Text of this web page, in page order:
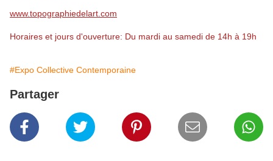
www.topographiedelart.com
Horaires et jours d'ouverture: Du mardi au samedi de 14h à 19h
#Expo Collective Contemporaine
Partager